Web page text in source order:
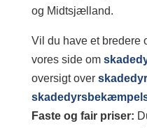
og Midtsjælland.
Vil du have et bredere
vores side om
oversigt over skadedyr
Faste og fair priser: